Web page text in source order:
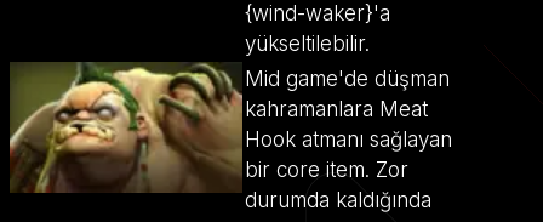
{wind-waker}'a
yükseltilebilir.
Mid game'de düşman
kahramanlara Meat
Hook atmanı sağlayan
bir core item. Zor
durumda kaldığında